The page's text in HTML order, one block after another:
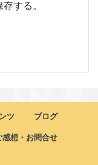
する。
ツ ブログ
感想・お問合せ